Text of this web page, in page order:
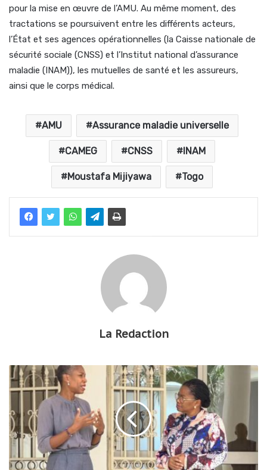
pour la mise en œuvre de l’AMU. Au même moment, des
tractations se poursuivent entre les différents acteurs,
l’État et ses agences opérationnelles (la Caisse nationale de
sécurité sociale (CNSS) et l’Institut national d’assurance
maladie (INAM)), les mutuelles de santé et les assureurs,
ainsi que le corps médical.
AMU Assurance maladie universelle
CAMEG CNSS INAM
Moustafa Mijiyawa Togo
La Redaction